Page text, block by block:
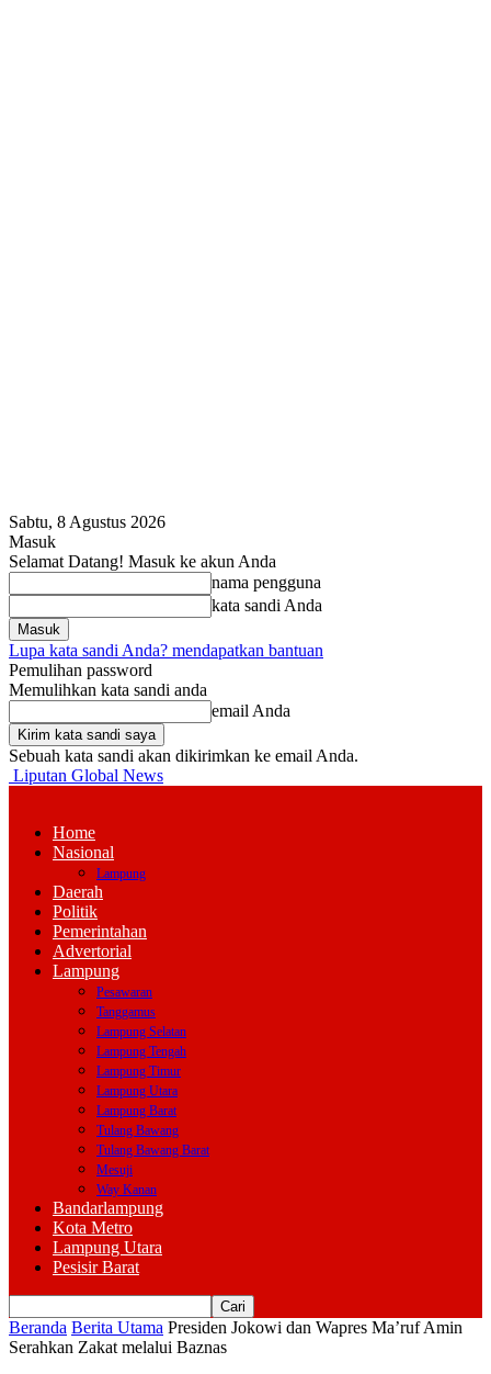
Sabtu, 8 Agustus 2026
Masuk
Selamat Datang! Masuk ke akun Anda
nama pengguna
kata sandi Anda
Lupa kata sandi Anda? mendapatkan bantuan
Pemulihan password
Memulihkan kata sandi anda
email Anda
Sebuah kata sandi akan dikirimkan ke email Anda.
Liputan Global News
Home
Nasional
Lampung
Daerah
Politik
Pemerintahan
Advertorial
Lampung
Pesawaran
Tanggamus
Lampung Selatan
Lampung Tengah
Lampung Timur
Lampung Utara
Lampung Barat
Tulang Bawang
Tulang Bawang Barat
Mesuji
Way Kanan
Bandarlampung
Kota Metro
Lampung Utara
Pesisir Barat
Beranda Berita Utama Presiden Jokowi dan Wapres Ma’ruf Amin
Serahkan Zakat melalui Baznas